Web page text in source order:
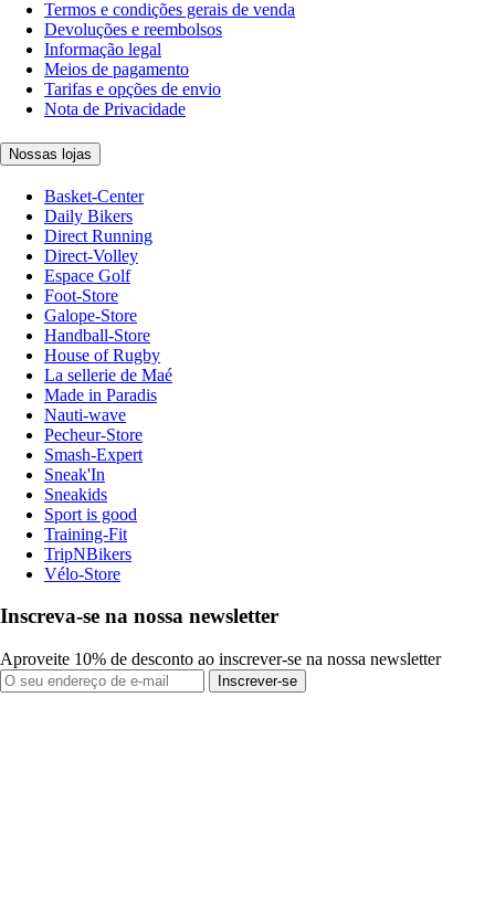
Termos e condições gerais de venda
Devoluções e reembolsos
Informação legal
Meios de pagamento
Tarifas e opções de envio
Nota de Privacidade
Nossas lojas
Basket-Center
Daily Bikers
Direct Running
Direct-Volley
Espace Golf
Foot-Store
Galope-Store
Handball-Store
House of Rugby
La sellerie de Maé
Made in Paradis
Nauti-wave
Pecheur-Store
Smash-Expert
Sneak'In
Sneakids
Sport is good
Training-Fit
TripNBikers
Vélo-Store
Inscreva-se na nossa newsletter
Aproveite 10% de desconto ao inscrever-se na nossa newsletter
Inscrever-se